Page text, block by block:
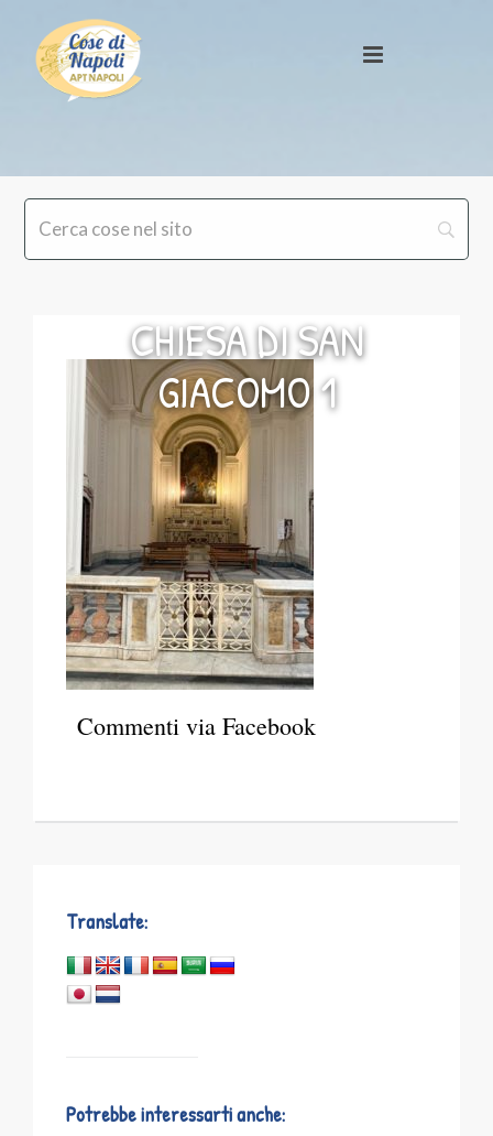
CHIESA DI SAN
GIACOMO 1
Commenti via Facebook
Translate:
Potrebbe interessarti anche: